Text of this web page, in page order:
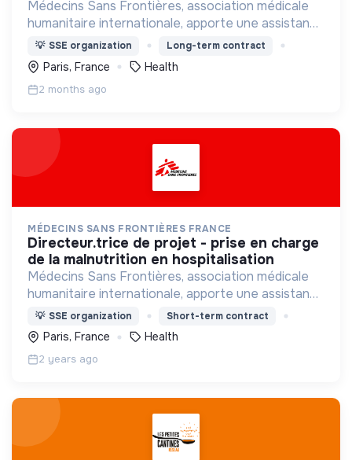
Médecins Sans Frontières, association médicale
humanitaire internationale, apporte une assistance
médicale à des populations dont la vie est
menacée.
💡 SSE organization Long-term contract
Paris, France Health
2 months ago
MÉDECINS SANS FRONTIÈRES FRANCE
directeur.trice de projet - prise en charge
de la malnutrition en hospitalisation
Médecins Sans Frontières, association médicale
humanitaire internationale, apporte une assistance
médicale à des populations dont la vie est
menacée.
💡 SSE organization Short-term contract
Paris, France Health
2 years ago